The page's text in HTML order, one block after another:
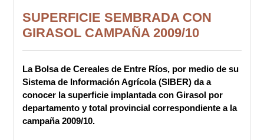
SUPERFICIE SEMBRADA CON
GIRASOL CAMPAÑA 2009/10
La Bolsa de Cereales de Entre Ríos, por medio de su
Sistema de Información Agrícola (SIBER) da a
conocer la superficie implantada con Girasol por
departamento y total provincial correspondiente a la
campaña 2009/10.